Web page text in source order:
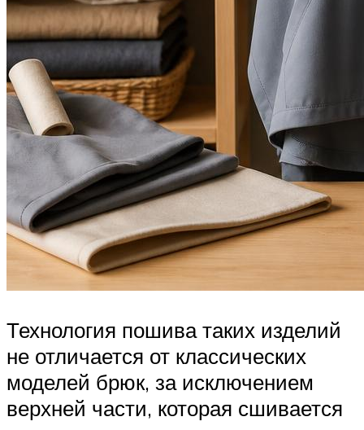
Технология пошива таких изделий
не отличается от классических
моделей брюк, за исключением
верхней части, которая сшивается